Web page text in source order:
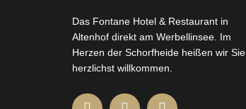
Das Fontane Hotel & Restaurant in
Altenhof direkt am Werbellinsee. Im
Herzen der Schorfheide heißen wir Sie
herzlichst willkommen.